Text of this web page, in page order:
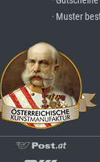
· Muster